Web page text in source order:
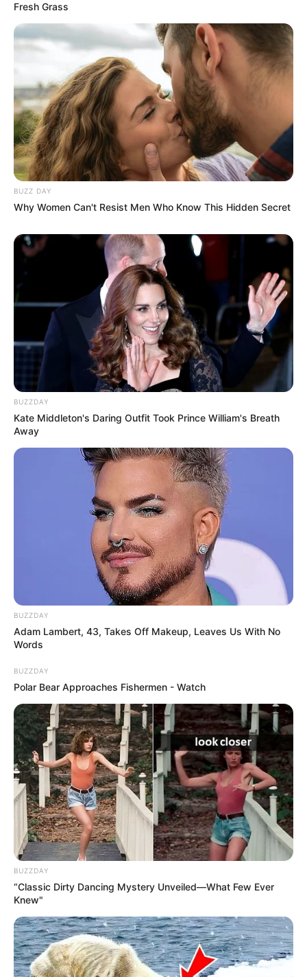
Fresh Grass
BUZZ DAY
Why Women Can't Resist Men Who Know This Hidden Secret
BUZZDAY
Kate Middleton's Daring Outfit Took Prince William's Breath
Away
BUZZDAY
Adam Lambert, 43, Takes Off Makeup, Leaves Us With No
Words
BUZZDAY
Polar Bear Approaches Fishermen - Watch
BUZZDAY
“Classic Dirty Dancing Mystery Unveiled—What Few Ever
Knew"